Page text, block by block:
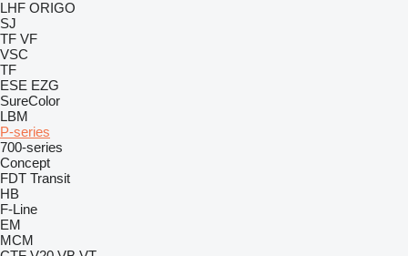
LHF ORIGO
SJ
TF VF
VSC
TF
ESE EZG
SureColor
LBM
P-series
700-series
Concept
FDT Transit
HB
F-Line
EM
MCM